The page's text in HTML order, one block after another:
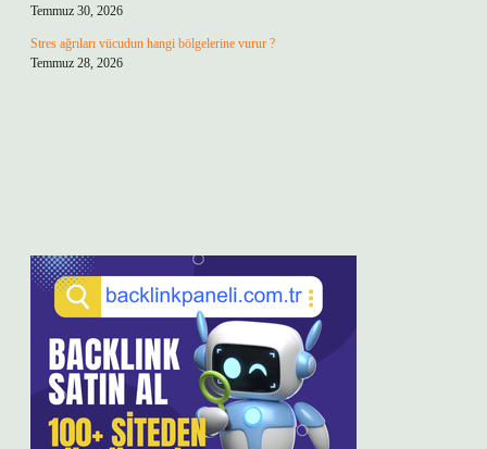
Temmuz 30, 2026
Stres ağrıları vücudun hangi bölgelerine vurur ?
Temmuz 28, 2026